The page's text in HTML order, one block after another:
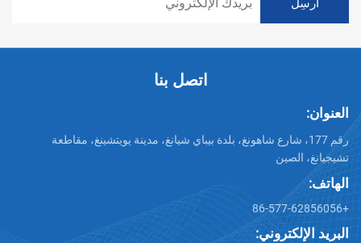
اتصل بنا
العنوان:
رقم 177، شارع شاهونغ، بلدة بيباي شيانغ، مدينة يويتشينغ، مقاطعة
تشيجيانغ، الصين
الهاتف:
+86-577-62856056
البريد الإلكتروني: